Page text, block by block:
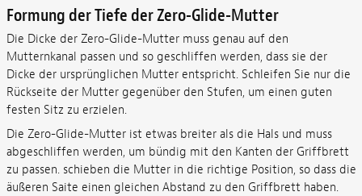
Formung der Tiefe der Zero-Glide-Mutter
Die Dicke der Zero-Glide-Mutter muss genau auf den
Mutternkanal passen und so geschliffen werden, dass sie der
Dicke der ursprünglichen Mutter entspricht. Schleifen Sie nur die
Rückseite der Mutter gegenüber den Stufen, um einen guten
festen Sitz zu erzielen.
Die Zero-Glide-Mutter ist etwas breiter als die Hals und muss
abgeschliffen werden, um bündig mit den Kanten der Griffbrett
zu passen. schieben die Mutter in die richtige Position, so dass die
äußeren Saite einen gleichen Abstand zu den Griffbrett haben.